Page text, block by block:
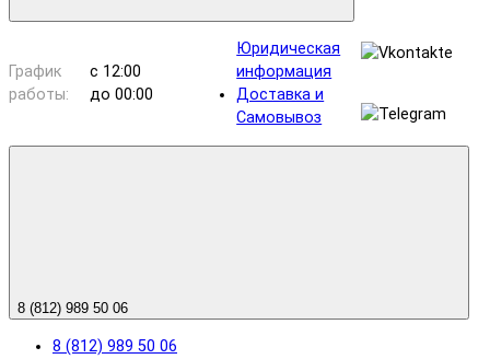
График
работы:
с 12:00
до 00:00
Юридическая
информация
Доставка и
Самовывоз
8 (812) 989 50 06
8 (812) 989 50 06